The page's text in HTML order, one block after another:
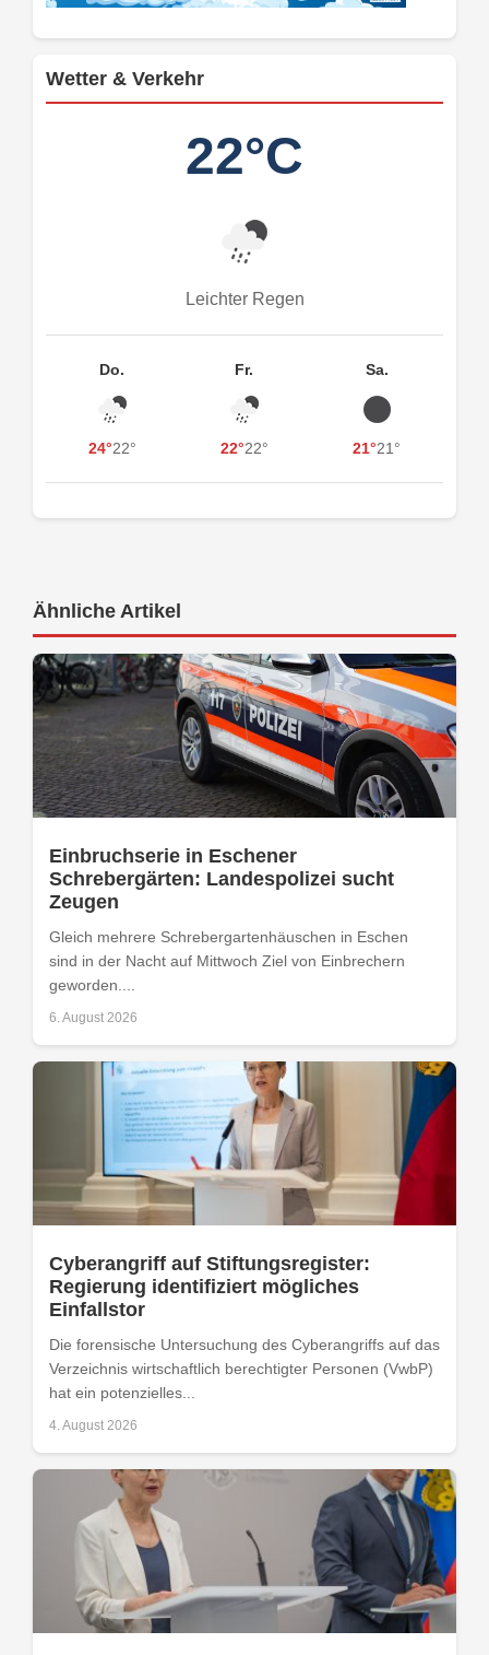
Wetter & Verkehr
22°C
Leichter Regen
Do.
24°22°
Fr.
22°22°
Sa.
21°21°
Ähnliche Artikel
Einbruchserie in Eschener
Schrebergärten: Landespolizei sucht
Zeugen
Gleich mehrere Schrebergartenhäuschen in Eschen
sind in der Nacht auf Mittwoch Ziel von Einbrechern
geworden....
6. August 2026
Cyberangriff auf Stiftungsregister:
Regierung identifiziert mögliches
Einfallstor
Die forensische Untersuchung des Cyberangriffs auf das
Verzeichnis wirtschaftlich berechtigter Personen (VwbP)
hat ein potenzielles...
4. August 2026